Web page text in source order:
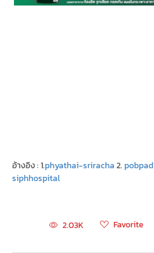
อ้างอิง : 1.phyathai-sriracha 2. pobpad
siphhospital
2.03K Favorite